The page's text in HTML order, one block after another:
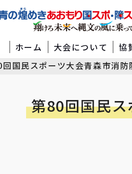
ホーム 大会について 協
国民スポーツ大会青森市消
第80回国民